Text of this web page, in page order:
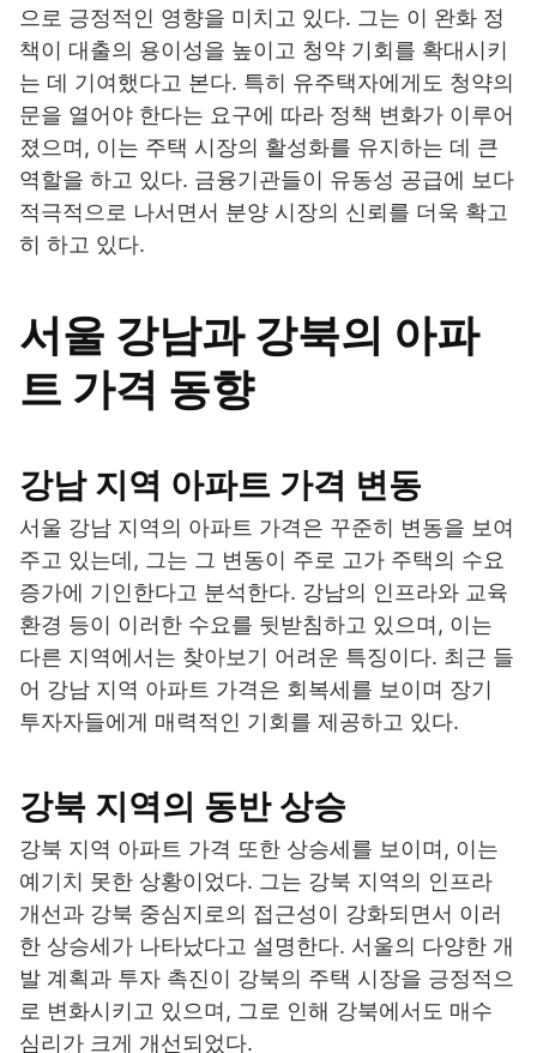
으로 긍정적인 영향을 미치고 있다. 그는 이 완화 정
책이 대출의 용이성을 높이고 청약 기회를 확대시키
는 데 기여했다고 본다. 특히 유주택자에게도 청약의
문을 열어야 한다는 요구에 따라 정책 변화가 이루어
졌으며, 이는 주택 시장의 활성화를 유지하는 데 큰
역할을 하고 있다. 금융기관들이 유동성 공급에 보다
적극적으로 나서면서 분양 시장의 신뢰를 더욱 확고
히 하고 있다.
서울 강남과 강북의 아파
트 가격 동향
강남 지역 아파트 가격 변동
서울 강남 지역의 아파트 가격은 꾸준히 변동을 보여
주고 있는데, 그는 그 변동이 주로 고가 주택의 수요
증가에 기인한다고 분석한다. 강남의 인프라와 교육
환경 등이 이러한 수요를 뒷받침하고 있으며, 이는
다른 지역에서는 찾아보기 어려운 특징이다. 최근 들
어 강남 지역 아파트 가격은 회복세를 보이며 장기
투자자들에게 매력적인 기회를 제공하고 있다.
강북 지역의 동반 상승
강북 지역 아파트 가격 또한 상승세를 보이며, 이는
예기치 못한 상황이었다. 그는 강북 지역의 인프라
개선과 강북 중심지로의 접근성이 강화되면서 이러
한 상승세가 나타났다고 설명한다. 서울의 다양한 개
발 계획과 투자 촉진이 강북의 주택 시장을 긍정적으
로 변화시키고 있으며, 그로 인해 강북에서도 매수
심리가 크게 개선되었다.